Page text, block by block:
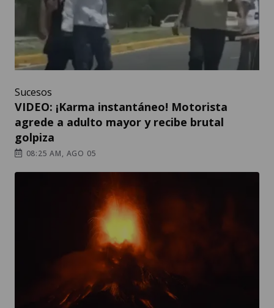
Sucesos
VIDEO: ¡Karma instantáneo! Motorista
agrede a adulto mayor y recibe brutal
golpiza
08:25 AM, AGO 05